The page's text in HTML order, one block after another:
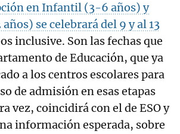
en Infantil (3-6 años) y
se celebrará del 9 y al 13
inclusive. Son las fechas que
de Educación, que ya
a los centros escolares para
de admisión en esas etapas
vez, coincidirá con el de ESO y
información esperada, sobre